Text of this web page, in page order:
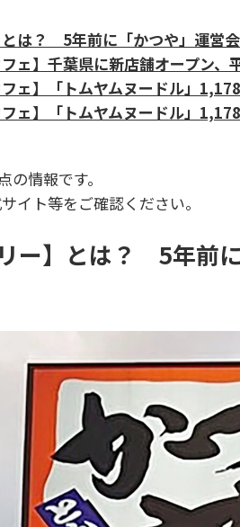
とは？ 5年前に「かつや」運営
フェ】千葉県に新店舗オープン、
フェ】「トムヤムヌードル」
フェ】「トムヤムヌードル」
情報です。
イト等をご確認ください。
リー】とは？ 5年前